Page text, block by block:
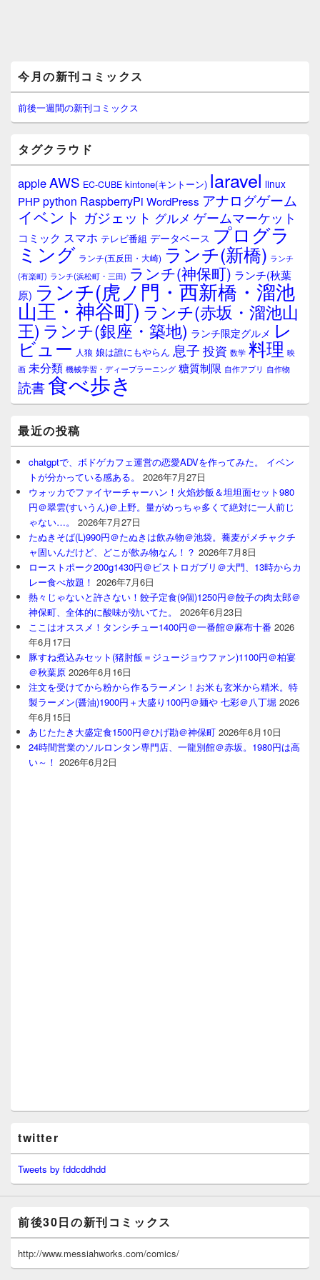
イ
ン
サ
イ
ウ
ィ
ジ
ェ
ア
今月の新刊コミックス
前後一週間の新刊コミックス
タグクラウド
appleAWS EC-CUBE kintone(キントーン) laravel linux
PHPpython RaspberryPi WordPress アナログゲーム
イベント ガジェット グルメ ゲームマーケット
コミック スマホ テレビ番組 データベース プログラ
ミング ランチ(五反田・大崎) ランチ(新橋) ランチ
(有楽町) ランチ(浜松町・三田) ランチ(神保町) ランチ(秋葉
原) ランチ(虎ノ門・西新橋・溜池
山王・神谷町) ランチ(赤坂・溜池山
王) ランチ(銀座・築地) ランチ限定グルメ レ
ビュー 人狼 娘は誰にもやらん 息子 投資 数学 料理 映
画 未分類 機械学習・ディープラーニング 糖質制限 自作アプリ 自作物
読書食べ歩き
最近の投稿
chatgptで、ボドゲカフェ運営の恋愛ADVを作ってみた。 イベン
トが分かっている感ある。
2026年7月27日
ウォッカでファイヤーチャーハン！火焰炒飯＆坦坦面セット980
円＠翠雲(すいうん)＠上野。量がめっちゃ多くて絶対に一人前じ
ゃない…。
2026年7月27日
たぬきそば(L)990円＠たぬきは飲み物＠池袋。蕎麦がメチャクチ
ャ固いんだけど、どこが飲み物なん！？ 2026年7月8日
ローストポーク200g1430円＠ビストロガブリ＠大門、13時からカ
レー食べ放題！ 2026年7月6日
熱々じゃないと許さない！餃子定食(9個)1250円＠餃子の肉太郎＠
神保町、全体的に酸味が効いてた。
2026年6月23日
ここはオススメ！タンシチュー1400円＠一番館＠麻布十番 2026
年6月17日
豚すね煮込みセット(猪肘飯＝ジュージョウファン)1100円＠柏宴
＠秋葉原 2026年6月16日
注文を受けてから粉から作るラーメン！お米も玄米から精米。特
製ラーメン(醤油)1900円＋大盛り100円＠麺や 七彩＠八丁堀 2026
年6月15日
あじたたき大盛定食1500円＠ひげ勘＠神保町 2026年6月10日
24時間営業のソルロンタン専門店、一龍別館＠赤坂。1980円は高
い～！ 2026年6月2日
twitter
Tweets by fddcddhdd
前後30日の新刊コミックス
http://www.messiahworks.com/comics/